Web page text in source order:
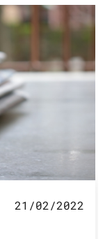
21/02/2022